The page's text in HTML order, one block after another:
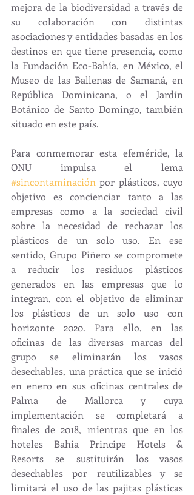
mejora de la biodiversidad a través de
su colaboración con distintas
asociaciones y entidades basadas en los
destinos en que tiene presencia, como
la Fundación Eco-Bahía, en México, el
Museo de las Ballenas de Samaná, en
República Dominicana, o el Jardín
Botánico de Santo Domingo, también
situado en este país.
Para conmemorar esta efeméride, la
#sincontaminación por plásticos, cuyo
objetivo es concienciar tanto a las
empresas como a la sociedad civil
sobre la necesidad de rechazar los
plásticos de un solo uso. En ese
sentido, Grupo Piñero se compromete
a reducir los residuos plásticos
generados en las empresas que lo
integran, con el objetivo de eliminar
los plásticos de un solo uso con
horizonte 2020. Para ello, en las
oficinas de las diversas marcas del
grupo se eliminarán los vasos
desechables, una práctica que se inició
en enero en sus oficinas centrales de
Palma de Mallorca y cuya
implementación se completará a
finales de 2018, mientras que en los
hoteles Bahia Principe Hotels &
Resorts se sustituirán los vasos
desechables por reutilizables y se
limitará el uso de las pajitas plásticas